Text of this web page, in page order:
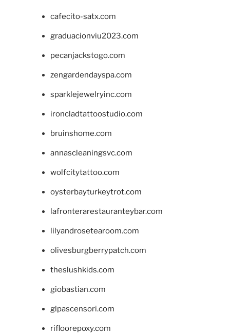
cafecito-satx.com
graduacionviu2023.com
pecanjackstogo.com
zengardendayspa.com
sparklejewelryinc.com
ironcladtattoostudio.com
bruinshome.com
annascleaningsvc.com
wolfcitytattoo.com
oysterbayturkeytrot.com
lafronterarestauranteybar.com
lilyandrosetearoom.com
olivesburgberrypatch.com
theslushkids.com
giobastian.com
glpascensori.com
rifloorepoxy.com